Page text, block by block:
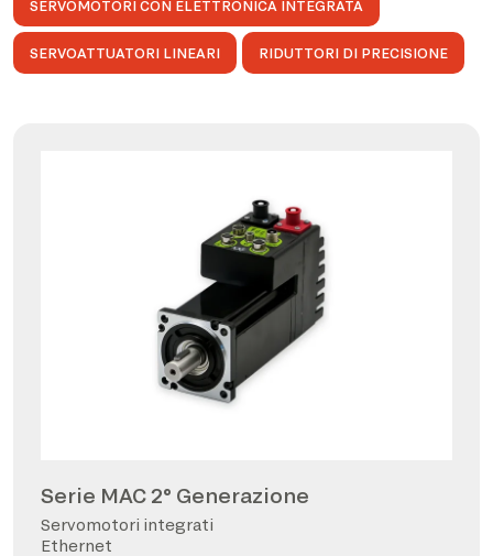
SERVOMOTORI CON ELETTRONICA INTEGRATA
SERVOATTUATORI LINEARI RIDUTTORI DI PRECISIONE
Serie MAC 2° Generazione
Servomotori integrati
Ethernet